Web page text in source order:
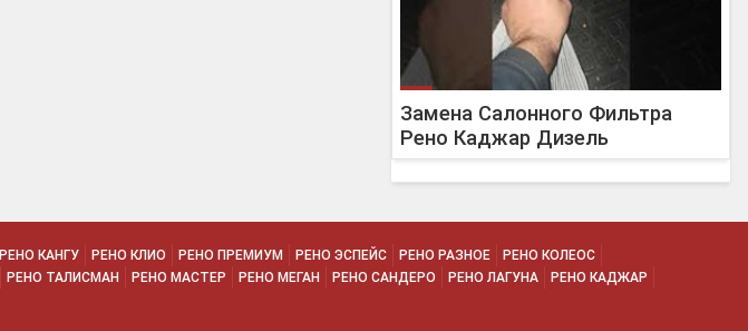
Замена Салонного Фильтра
Рено Каджар Дизель
РЕНО КАНГУ РЕНО КЛИО РЕНО ПРЕМИУМ РЕНО ЭСПЕЙС РЕНО РАЗНОЕ
РЕНО КОЛЕОС
РЕНО ТАЛИСМАН РЕНО МАСТЕР РЕНО МЕГАН РЕНО САНДЕРО РЕНО ЛАГУНА
РЕНО КАДЖАР